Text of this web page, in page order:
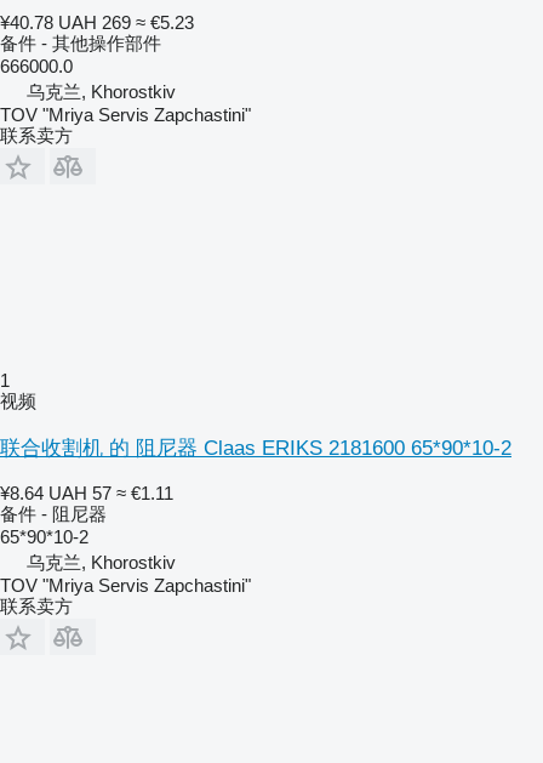
¥40.78 UAH 269 ≈ €5.23
备件 - 其他操作部件
666000.0
乌克兰, Khorostkiv
TOV "Mriya Servis Zapchastini"
联系卖方
1
视频
联合收割机 的 阻尼器 Claas ERIKS 2181600 65*90*10-2
¥8.64 UAH 57 ≈ €1.11
备件 - 阻尼器
65*90*10-2
乌克兰, Khorostkiv
TOV "Mriya Servis Zapchastini"
联系卖方